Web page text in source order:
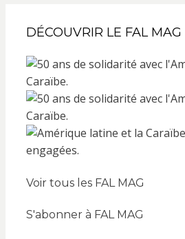
DÉCOUVRIR LE FAL MAG
Voir tous les FAL MAG
S'abonner à FAL MAG